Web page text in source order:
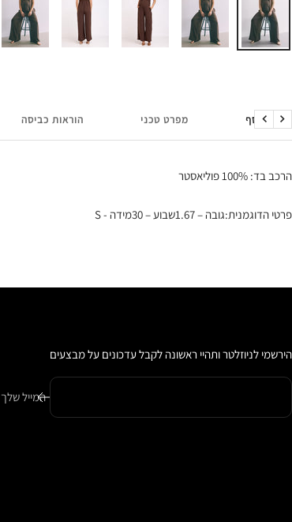
מידע נוסף מפרט טכני הוראות כביסה
הקודם
הבא
הרכב בד: 100% פוליאסטר
פרטי הדוגמנית:גובה – 1.67שבוע – 30מידה - S
הירשמי לניוזלטר ותהיי ראשונה לקבל עדכונים על מבצעים
המייל שלך